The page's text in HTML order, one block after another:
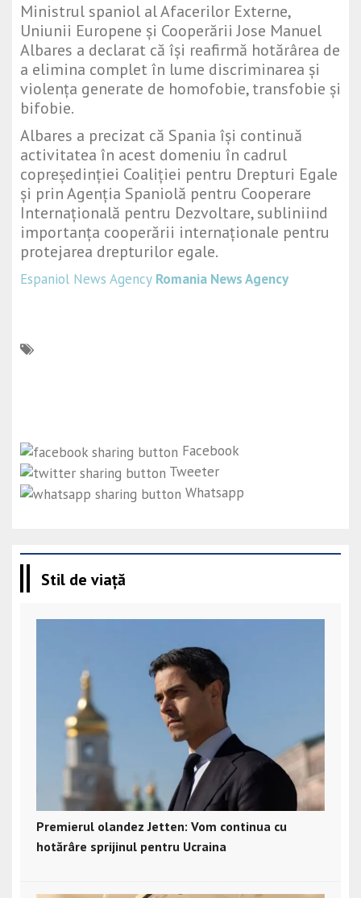
Ministrul spaniol al Afacerilor Externe,
Uniunii Europene și CooperăriiJose Manuel
Albares a declarat că își reafirmă hotărârea de
a elimina complet în lume discriminarea și
violența generate de homofobie, transfobie și
bifobie.
Albares a precizat că Spania își continuă
activitatea în acest domeniu în cadrul
copreședinției Coaliției pentru Drepturi Egale
și prin Agenția Spaniolă pentru Cooperare
Internațională pentru Dezvoltare, subliniind
importanța cooperării internaționale pentru
protejarea drepturilor egale.
Espaniol News Agency Romania News Agency
Facebook
Tweeter
Whatsapp
Stil de viață
Premierul olandez Jetten: Vom continua cu
hotărâre sprijinul pentru Ucraina